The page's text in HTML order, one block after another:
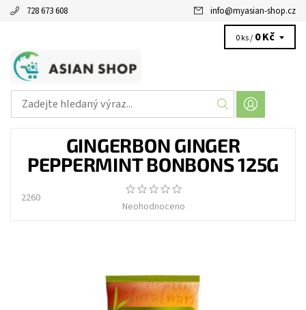
728 673 608 info@myasian-shop.cz
0 ks / 0 Kč
GINGERBON GINGER
PEPPERMINT BONBONS 125G
2260
Neohodnoceno